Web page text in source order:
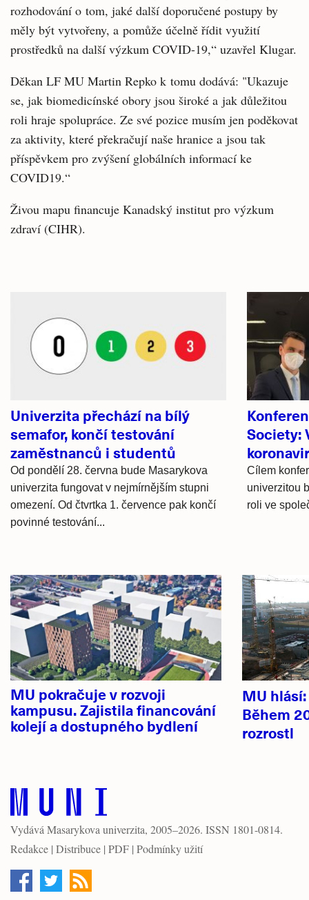
rozhodování o tom, jaké další doporučené postupy by
měly být vytvořeny, a pomůže účelně řídit využití
prostředků na další výzkum COVID-19,“ uzavřel Klugar.
Děkan LF MU Martin Repko k tomu dodává: "Ukazuje
se, jak biomedicínské obory jsou široké a jak důležitou
roli hraje spolupráce. Ze své pozice musím jen poděkovat
za aktivity, které překračují naše hranice a jsou tak
příspěvkem pro zvýšení globálních informací ke
COVID19.“
Živou mapu financuje Kanadský institut pro výzkum
zdraví (CIHR).
články
Univerzita přechází na bílý
semafor, končí testování
zaměstnanců i studentů
Od pondělí 28. června bude Masarykova
univerzita fungovat v nejmírnějším stupni
omezení. Od čtvrtka 1. července pak končí
povinné testování...
Society:
Cílem
univerzitou
roli ve
Hlavní
novinky
MU pokračuje v rozvoji
kampusu. Zajistila financování
kolejí a dostupného bydlení
MU
Během
rozrostl
Vydává Masarykova univerzita, 2005–2026. ISSN 1801-0814.
Redakce | Distribuce | PDF | Podmínky užití